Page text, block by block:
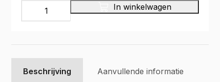
Schuifdeur
6.5
mm.
In winkelwagen
Beschrijving Aanvullende informatie